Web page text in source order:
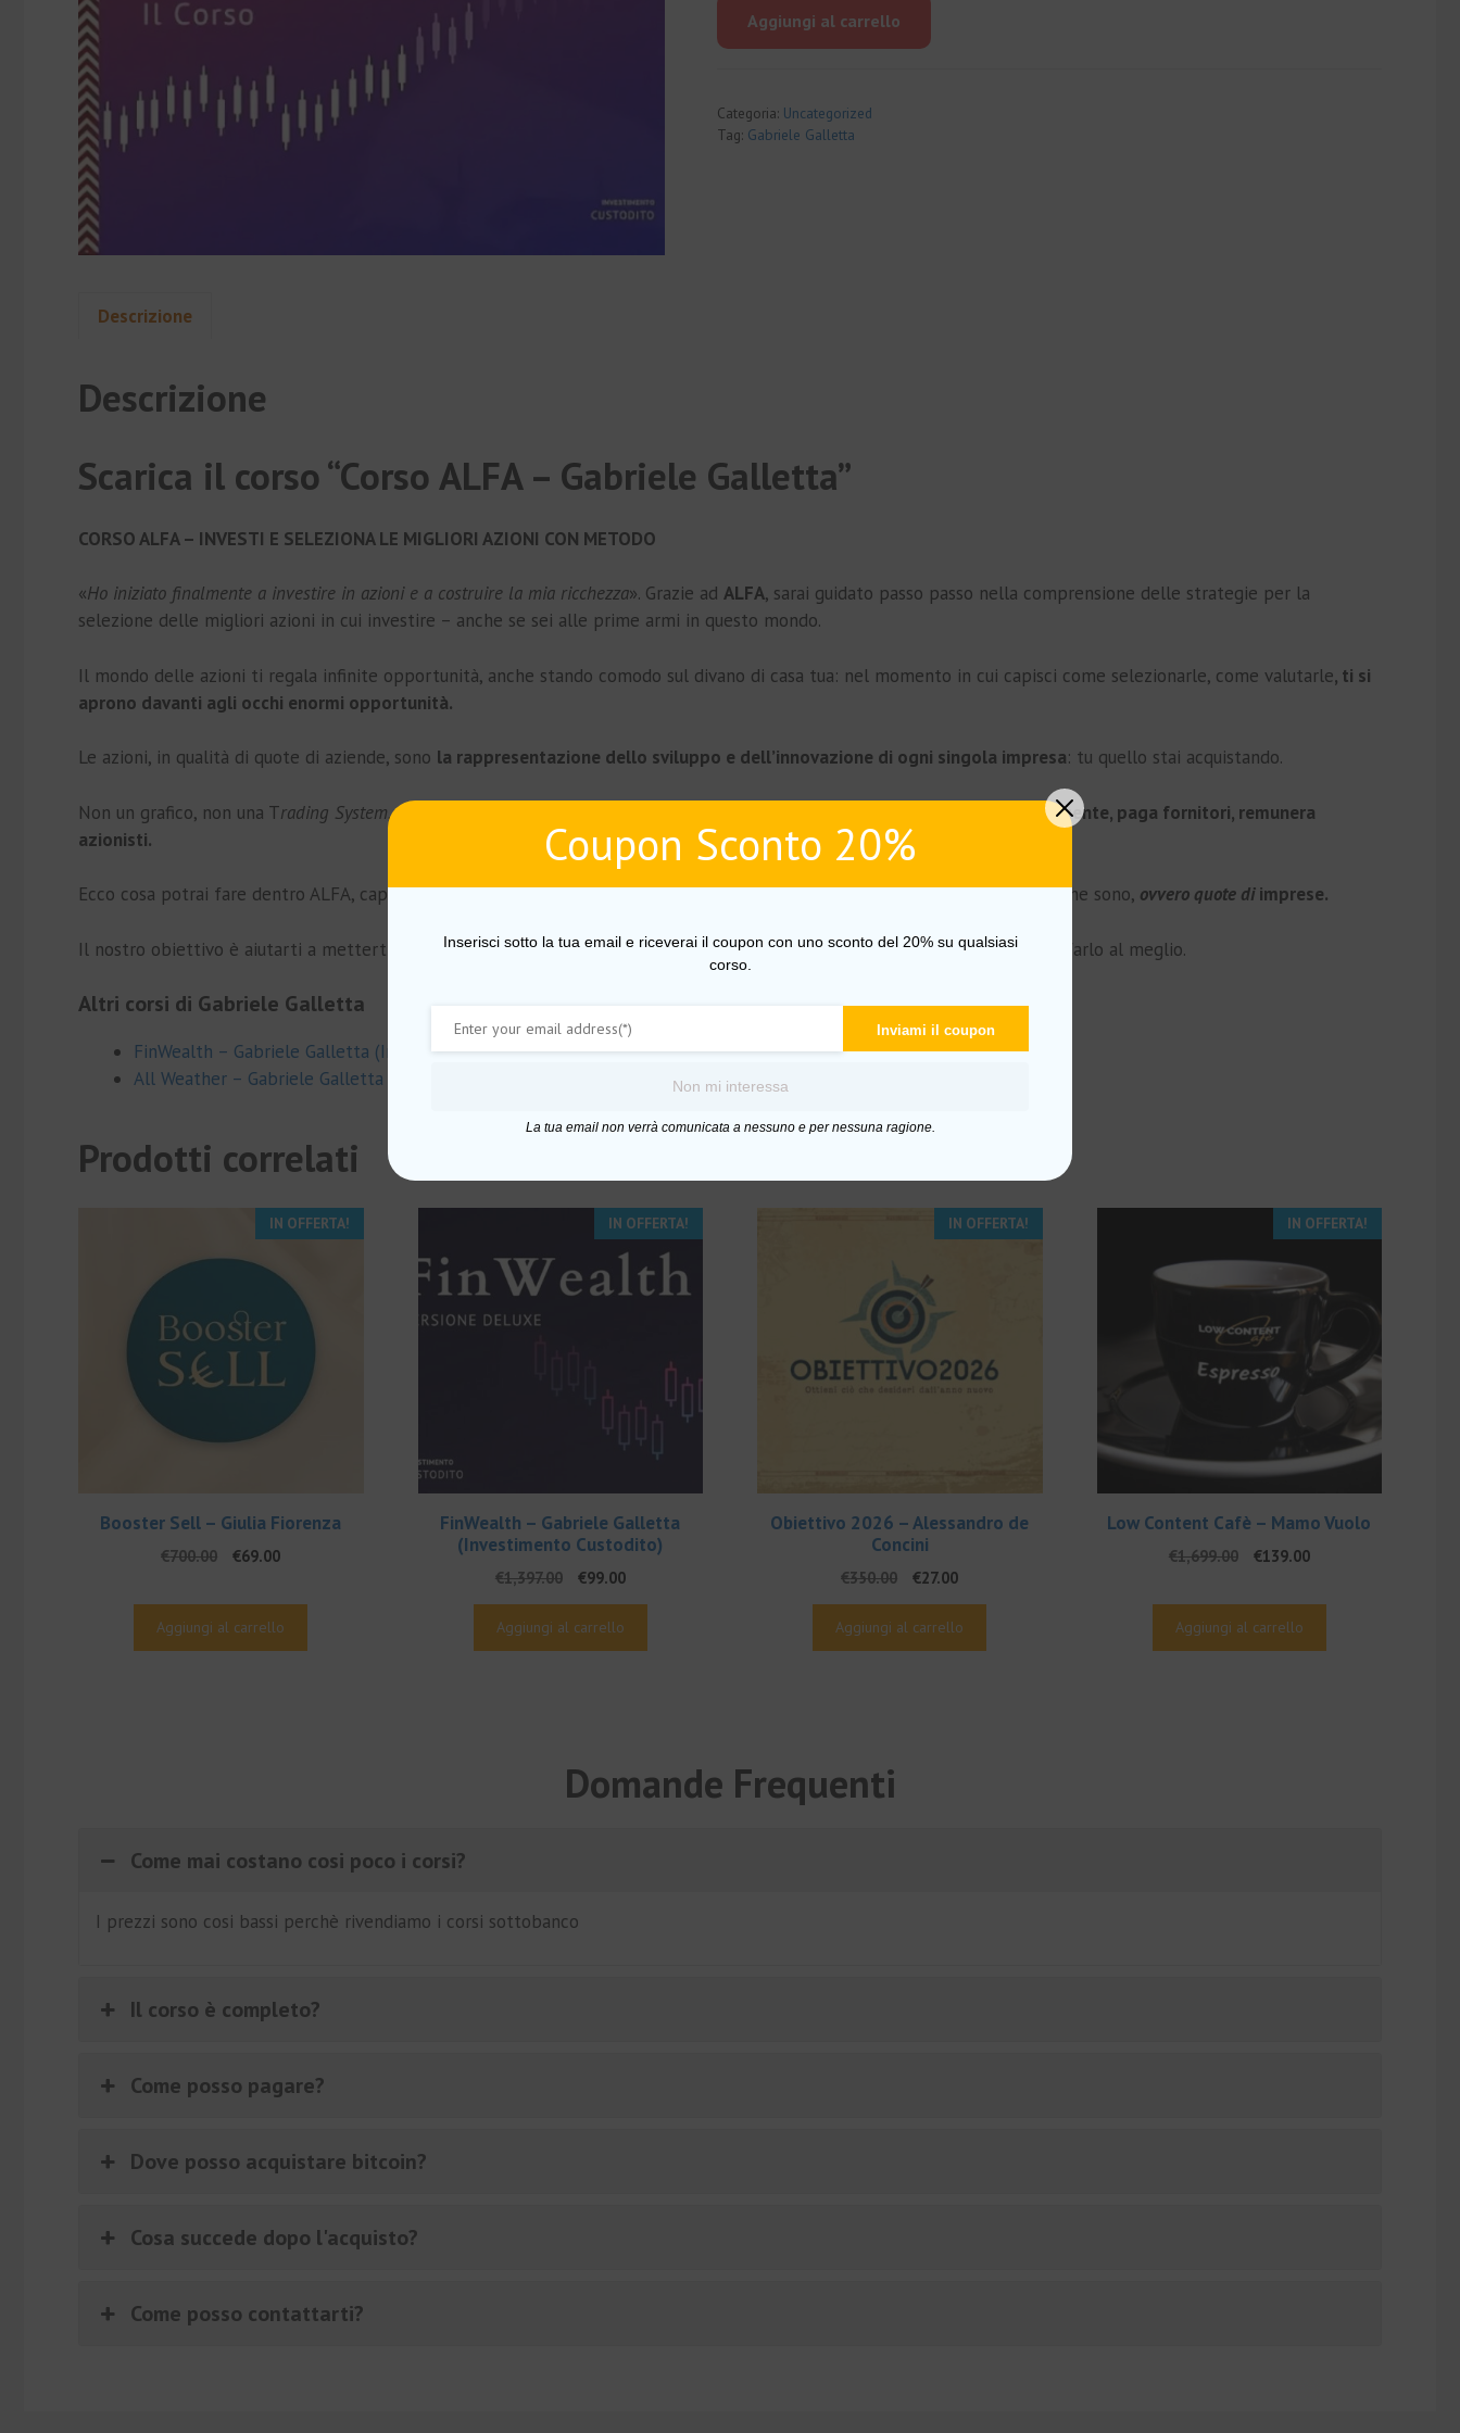
era:
è:
Aggiungi al carrello
Categoria: Uncategorized
Tag: Gabriele Galletta
Descrizione
Descrizione
Scarica il corso “Corso ALFA – Gabriele Galletta”
CORSO ALFA – INVESTI E SELEZIONA LE MIGLIORI AZIONI CON METODO
«Ho iniziato finalmente a investire in azioni e a costruire la mia ricchezza». Grazie ad ALFA, sarai guidato passo passo nella comprensione delle strategie per la
selezione delle migliori azioni in cui investire – anche se sei alle prime armi in questo mondo.
Il mondo delle azioni ti regala infinite opportunità, anche stando comodo sul divano di casa tua: nel momento in cui capisci come selezionarle, come valutarle, ti si
aprono davanti agli occhi enormi opportunità.
Le azioni, in qualità di quote di aziende, sono la rappresentazione dello sviluppo e dell’innovazione di ogni singola impresa: tu quello stai acquistando.
Non un grafico, non una Trading System, non una “
vende prodotti, assume gente, paga fornitori, remunera
azionisti.
Ecco cosa potrai fare dentro ALFA, capire come scovare le migliori opportunità del mercato, trattando le azioni per quello che sono, ovvero quote diimprese.
Il nostro obiettivo è aiutarti a metterti in gioco, guidandoti in questo modo e dandoti strumenti finanziari e psicologici per farlo al meglio.
Altri corsi di Gabriele Galletta
FinWealth – Gabriele Galletta (Investimento Custodito)
All Weather – Gabriele Galletta (Investimento Custodito)
Prodotti correlati
IN OFFERTA!
Booster Sell – Giulia Fiorenza
€700.00
Il
originale
era:
€69.00Il
attuale
è:
Aggiungi al carrello
IN OFFERTA!
FinWealth – Gabriele Galletta
(Investimento Custodito)
€1,397.00
Il
originale
€99.00Il
Aggiungi al carrello
IN OFFERTA!
Obiettivo 2026 – Alessandro de
Concini
€350.00
Il
originale
€27.00Il
attuale
Aggiungi al carrello
IN OFFERTA!
Low Content Cafè – Mamo Vuolo
€1,699.00
Il
originale
era:
€139.00Il
attuale
Aggiungi al carrello
Domande Frequenti
Come mai costano cosi poco i corsi?
I prezzi sono cosi bassi perchè rivendiamo i corsi sottobanco
Il corso è completo?
Come posso pagare?
Dove posso acquistare bitcoin?
Cosa succede dopo l'acquisto?
Come posso contattarti?
Coupon Sconto 20%
Inserisci sotto la tua email e riceverai il coupon con uno sconto del 20% su qualsiasi
corso.
Inviami il coupon
Non mi interessa
La tua email non verrà comunicata a nessuno e per nessuna ragione.